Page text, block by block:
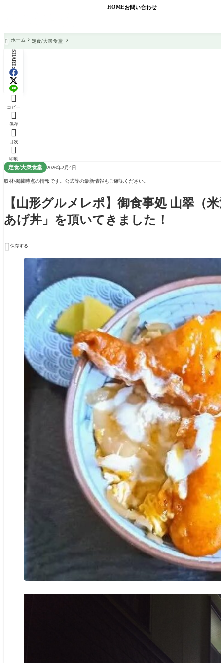
HOMEお問い合わせ
 ホーム 定食/大衆食堂
SHARE:

コピー

保存

目次

印刷
定食/大衆食堂 2026年2月4日
取材/掲載時点の情報です。公式等の最新情報もご確認ください。
【山形グルメレポ】御食事処 山翠（
あげ丼」を頂いてきました！
 保存する